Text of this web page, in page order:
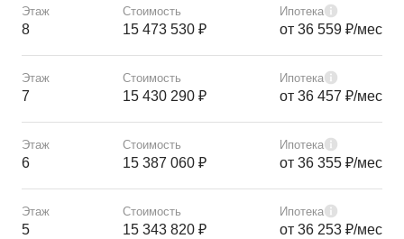
Этаж
8
Стоимость
15 473 530 ₽
Ипотека
от 36 559 ₽/мес
Этаж
7
Стоимость
15 430 290 ₽
Ипотека
от 36 457 ₽/мес
Этаж
6
Стоимость
15 387 060 ₽
Ипотека
от 36 355 ₽/мес
Этаж
5
Стоимость
15 343 820 ₽
Ипотека
от 36 253 ₽/мес